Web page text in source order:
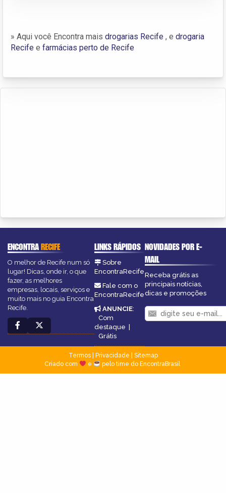
» Aqui você Encontra mais drogarias Recife , e drogaria
Recife e farmácias perto de Recife
ENCONTRARECIFE
O melhor de Recife num só
lugar! Dicas, onde ir, o que
fazer, as melhores
empresas, locais, serviços e
muito mais no guia Encontra
Recife.
LINKS RÁPIDOS
Sobre
EncontraRecife
Fale com o
EncontraRecife
ANUNCIE:
Com
destaque |
Grátis
NOVIDADES POR E-
MAIL
Receba grátis as
principais notícias,
dicas e promoções
Termos| Privacidade
Sitemap
Criado com
e pelo time do EncontraBrasil